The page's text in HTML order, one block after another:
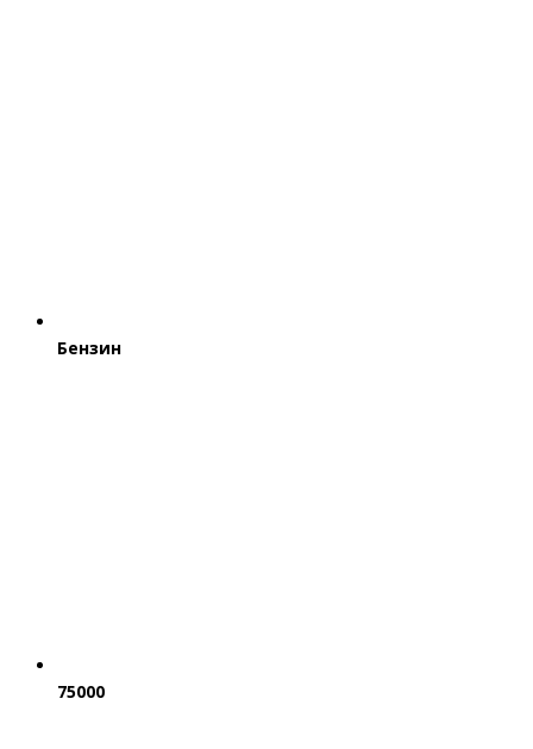
Бензин
75000